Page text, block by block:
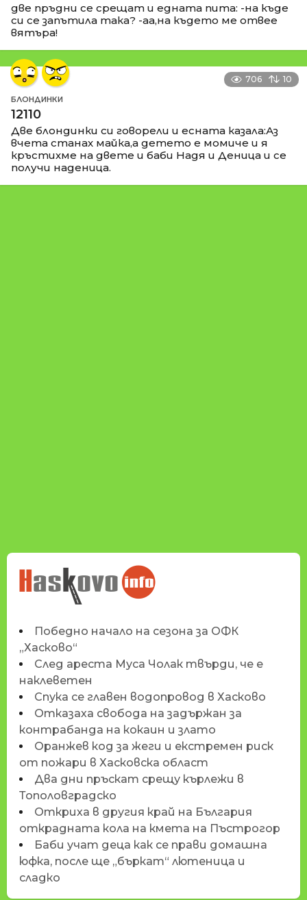
две пръдни се срещат и едната пита: -на къде
си се запътила така? -аа,на където ме отвее
вятъра!
706 10
БЛОНДИНКИ
12110
Две блондинки си говорели и есната казала:Аз
вчета станах майка,а детето е момиче и я
кръстихме на двете и баби Надя и Деница и се
получи наденица.
НОВИНИТЕ НА
HASKOVO.INFO
Победно начало на сезона за ОФК
„Хасково“
След ареста Муса Чолак твърди, че е
наклеветен
Спука се главен водопровод в Хасково
Отказаха свобода на задържан за
контрабанда на кокаин и злато
Оранжев код за жеги и екстремен риск
от пожари в Хасковска област
Два дни пръскат срещу кърлежи в
Тополовградско
Откриха в другия край на България
открадната кола на кмета на Пъстрогор
Баби учат деца как се прави домашна
юфка, после ще „бъркат“ лютеница и
сладко